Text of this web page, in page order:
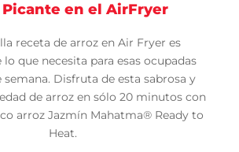
en el AirFryer
receta de arroz en Air Fryer es
que necesita para esas ocupadas
semana. Disfruta de esta sabrosa y
de arroz en sólo 20 minutos con
arroz Jazmín Mahatma® Ready to
Heat.